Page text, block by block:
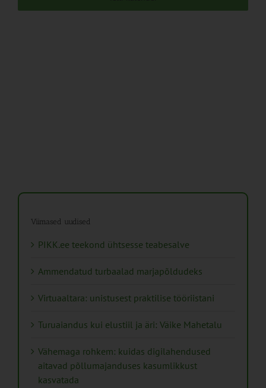
Viimased uudised
PIKK.ee teekond ühtsesse teabesalve
Ammendatud turbaalad marjapõldudeks
Virtuaaltara: unistusest praktilise tööriistani
Turuaiandus kui elustiil ja äri: Väike Mahetalu
Vähemaga rohkem: kuidas digilahendused
aitavad põllumajanduses kasumlikkust
kasvatada